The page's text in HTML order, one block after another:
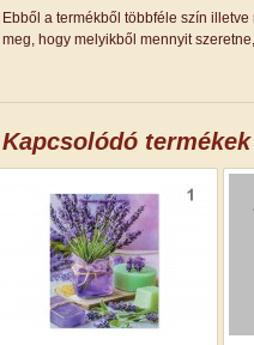
Ebből a termékből többféle szín
meg, hogy melyikből mennyit
Kapcsolódó termékek